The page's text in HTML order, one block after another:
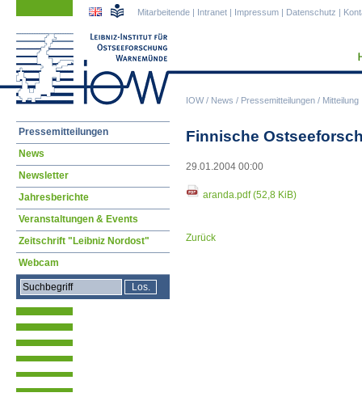
IOW/ News / Pressemitteilungen / Mitteilung
Mitarbeitende | Intranet | Impressum | Datenschutz |
Finnische
29.01.2004 00:00
aranda.pdf(52,8 KiB)
Zurück
Navigation
Pressemitteilungen
News
Newsletter
Jahresberichte
Veranstaltungen & Events
Zeitschrift "Leibniz Nordost"
Webcam